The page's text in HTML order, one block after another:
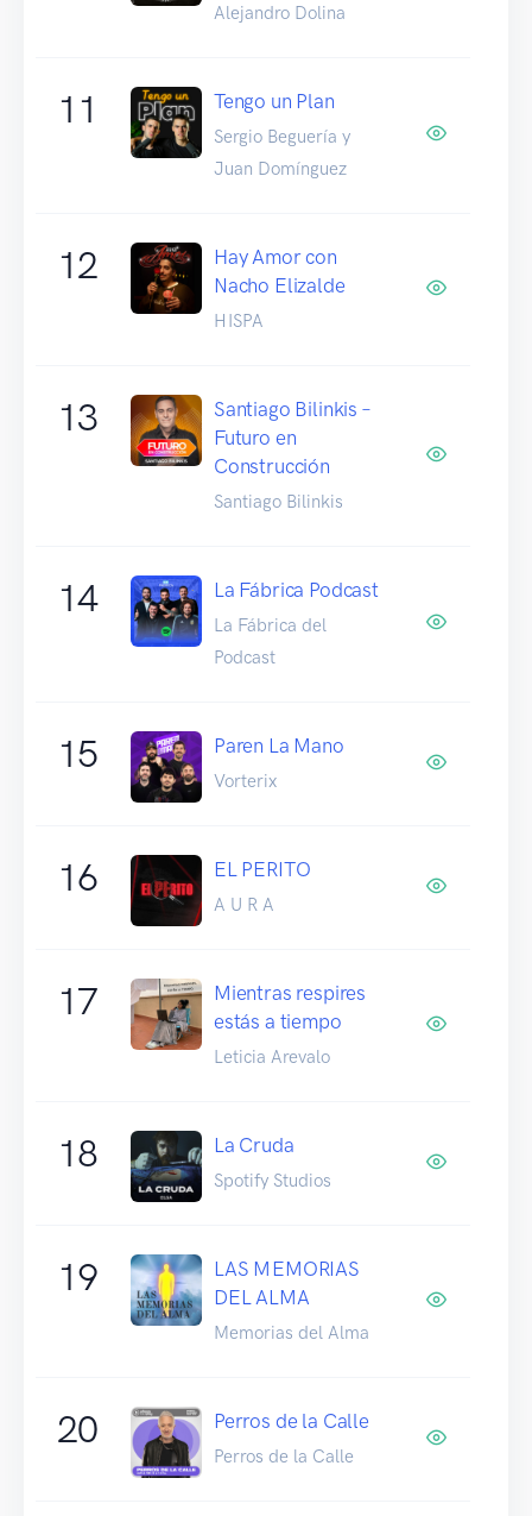
Alejandro Dolina
11 Tengo un Plan
Sergio Beguería y
Juan Domínguez
12
Hay Amor con
Nacho Elizalde
HISPA
13
Santiago Bilinkis –
Futuro en
Construcción
Santiago Bilinkis
14 La Fábrica Podcast
La Fábrica del
Podcast
15 Paren La Mano
Vorterix
16 EL PERITO
A U R A
17
Mientras respires
estás a tiempo
Leticia Arevalo
18 La Cruda
Spotify Studios
19
LAS MEMORIAS
DEL ALMA
Memorias del Alma
20 Perros de la Calle
Perros de la Calle